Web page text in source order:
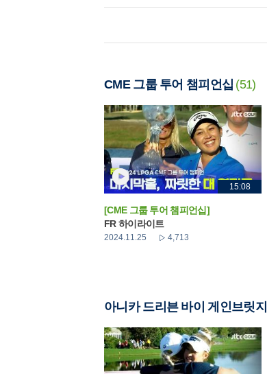
CME 그룹 투어 챔피언십 (51)
15:08
[CME 그룹 투어 챔피언십]
FR 하이라이트
2024.11.25 4,713
아니카 드리븐 바이 게인브릿지